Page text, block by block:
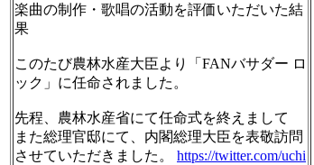
楽曲の制作・歌唱の活動を評価いただいた結
果
このたび農林水産大臣より「FANバサダー ロ
ック」に任命されました。
先程、農林水産省にて任命式を終えまして
また総理官邸にて、内閣総理大臣を表敬訪問
させていただきました。 https://twitter.com/uchi